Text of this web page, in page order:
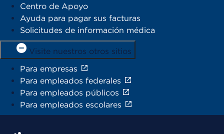
Centro de Apoyo
Ayuda para pagar sus facturas
Solicitudes de información médica
Visite nuestros otros sitios
Para empresas
Para empleados federales
Para empleados públicos
Para empleados escolares